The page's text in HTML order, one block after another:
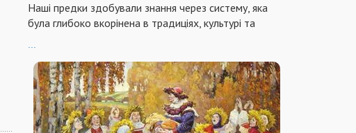
Наші предки здобували знання через систему, яка
була глибоко вкорінена в традиціях, культурі та
...